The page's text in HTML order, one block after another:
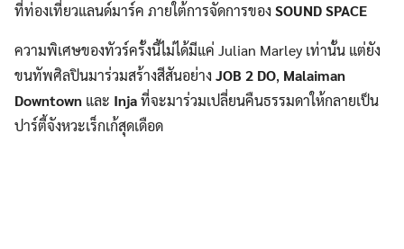
ที่ท่องเที่ยวแลนด์มาร์ค ภายใต้การจัดการของ SOUND SPACE
ความพิเศษของทัวร์ครั้งนี้ไม่ได้มีแค่ Julian Marley เท่านั้น แต่ยัง
ขนทัพศิลปินมาร่วมสร้างสีสันอย่าง JOB 2 DO, Malaiman
Downtown และ Injaที่จะมาร่วมเปลี่ยนคืนธรรมดาให้กลายเป็น
ปาร์ตี้จังหวะเร็กเก้สุดเดือด